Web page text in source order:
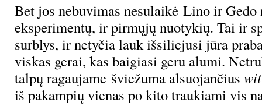
Bet jos nebuvimas nesulaikė Lino ir
eksperimentų, ir pirmųjų nuotykių. Tai ir
surblys, ir netyčia lauk išsiliejusi jūra
viskas gerai, kas baigiasi geru alumi.
talpų ragaujame šviežuma alsuojančius wit
iš pakampių vienas po kito traukiami vis